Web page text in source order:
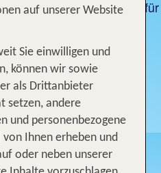
auf unserer Website
Sie einwilligen und
können wir sowie
als Drittanbieter
setzen, andere
und personenbezogene
von Ihnen erheben und
oder neben unserer